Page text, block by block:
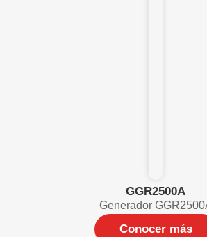
GGR2500A
Generador
Conocer más